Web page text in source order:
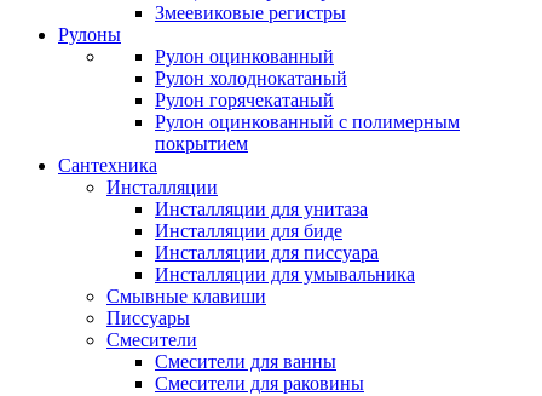
Змеевиковые регистры
Рулоны
Рулон оцинкованный
Рулон холоднокатаный
Рулон горячекатаный
Рулон оцинкованный с полимерным
покрытием
Сантехника
Инсталляции
Инсталляции для унитаза
Инсталляции для биде
Инсталляции для писсуара
Инсталляции для умывальника
Смывные клавиши
Писсуары
Смесители
Смесители для ванны
Смесители для раковины